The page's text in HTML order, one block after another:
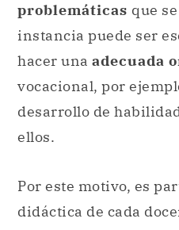
problemáticas que
instancia puede ser
hacer una adecuada
vocacional, por
desarrollo de
ellos.
Por este motivo, es
didáctica de cada